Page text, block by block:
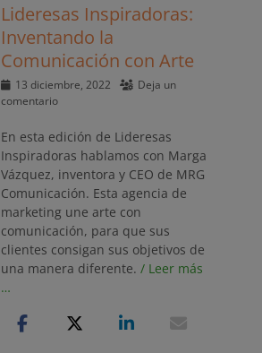
Lideresas Inspiradoras:
Inventando la
Comunicación con Arte
Publicado
el
13 diciembre, 2022
Deja un
comentario
En esta edición de Lideresas
Inspiradoras hablamos con Marga
Vázquez, inventora y CEO de MRG
Comunicación. Esta agencia de
marketing une arte con
comunicación, para que sus
clientes consigan sus objetivos de
una manera diferente. / Leer más
…